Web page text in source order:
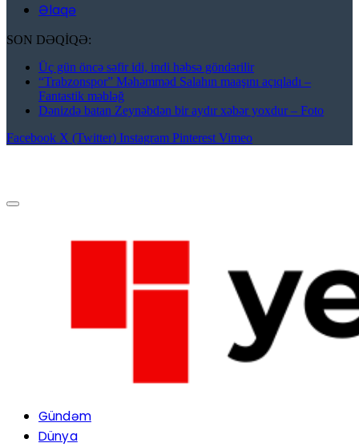
Əlaqə
SON DƏQİQƏ:
Üç gün öncə səfir idi, indi həbsə göndərilir
“Trabzonspor” Məhəmməd Salahın maaşını açıqladı –
Fantastik məbləğ
Dənizdə batan Zeynəbdən bir aydır xəbər yoxdur – Foto
Facebook X (Twitter) Instagram Pinterest Vimeo
Gündəm
Dünya